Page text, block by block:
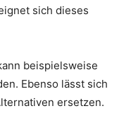
sich dieses
beispielsweise
Ebenso lässt sich
ersetzen.